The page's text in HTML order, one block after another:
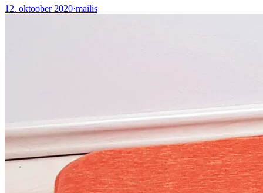
12. oktoober 2020·mailis